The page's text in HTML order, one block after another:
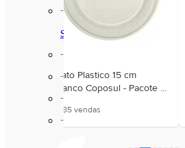
Forminhas de Papel para
Salgados
Pratos em Acrílico
Prato Plastico 15 cm
Branco Coposul - Pacote c/
010 Unidades
85 vendas